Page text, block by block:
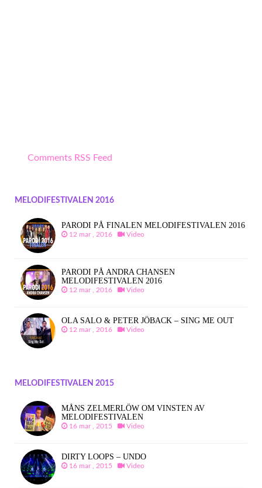
Comments RSS Feed
MELODIFESTIVALEN 2016
PARODI PÅ FINALEN MELODIFESTIVALEN 2016
12 mar , 2016 Video
PARODI PÅ ANDRA CHANSEN
MELODIFESTIVALEN 2016
12 mar , 2016 Video
OLA SALO & PETER JÖBACK – SING ME OUT
12 mar , 2016 Video
MELODIFESTIVALEN 2015
MÅNS ZELMERLÖW OM VINSTEN AV
MELODIFESTIVALEN
16 mar , 2015 Video
DIRTY LOOPS – UNDO
16 mar , 2015 Video